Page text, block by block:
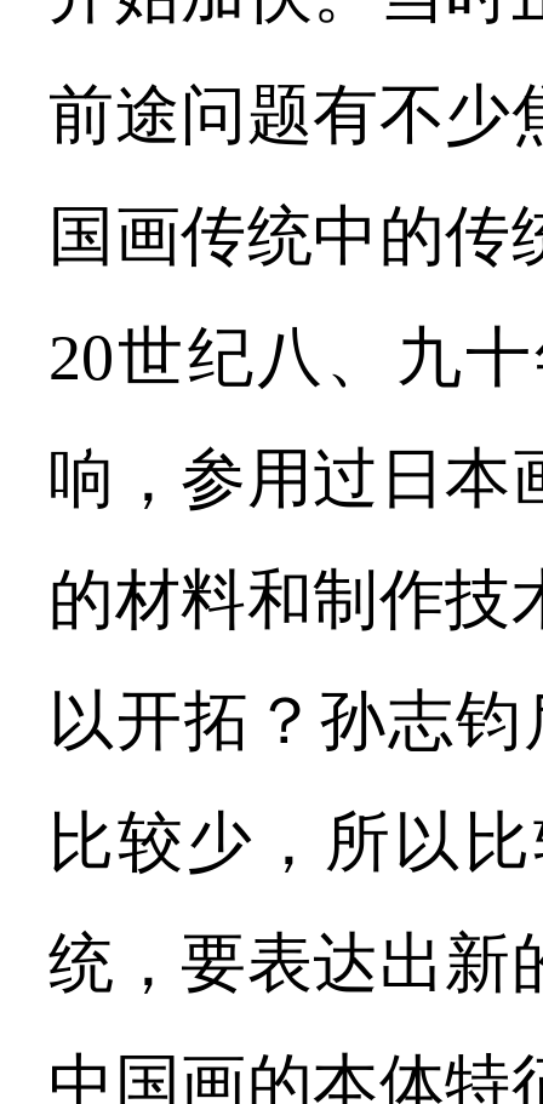
前途问题有不少
国画传统中的传
20世纪八、九
响，参用过日本
的材料和制作技
以开拓？孙志
比较少，所以
统，要表达出新
中国画的本体特